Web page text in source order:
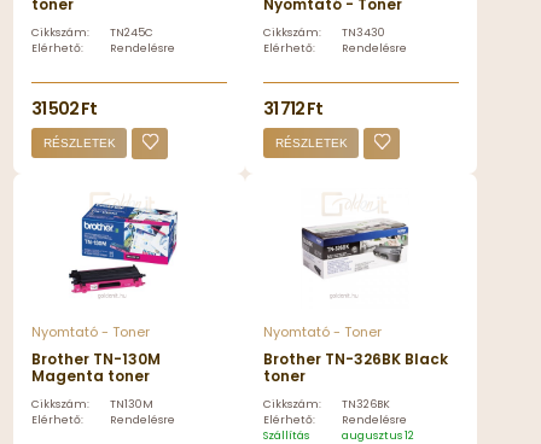
toner
Cikkszám:
TN245C
Elérhető:
Rendelésre
31 502 Ft
RÉSZLETEK
Nyomtató - Toner
Cikkszám:
TN3430
Elérhető:
Rendelésre
31 712 Ft
RÉSZLETEK
Nyomtató - Toner
Brother TN-130M
Magenta toner
Cikkszám:
TN130M
Elérhető:
Rendelésre
Nyomtató - Toner
Brother TN-326BK Black
toner
Cikkszám:
TN326BK
Elérhető:
Rendelésre
Szállítás
augusztus 12, szerda